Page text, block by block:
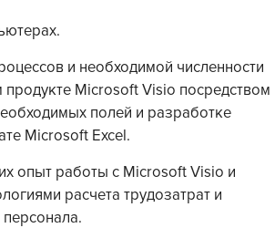
и необходимой численности
Microsoft Visio посредством
полей и разработке
Microsoft Excel.
опыт работы с Microsoft Visio и
расчета трудозатрат и